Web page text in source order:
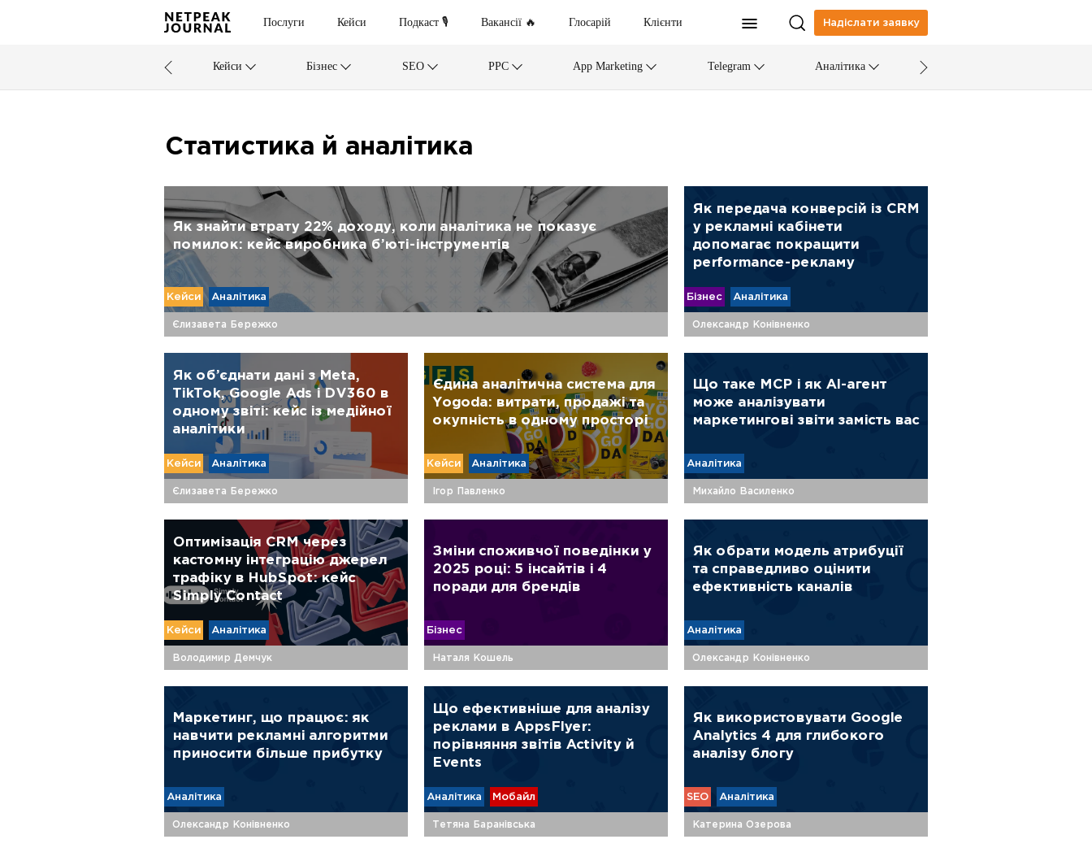
Послуги Кейси Подкаст 🎙 Вакансії 🔥 Глосарій Клієнти Надіслати заявку
Кейси Бізнес SEO PPC App Marketing Telegram Аналітика
Статистика й аналітика
Як знайти втрату 22% доходу, коли аналітика не показує
помилок: кейс виробника б’юті-інструментів
Кейси Аналітика
Єлизавета Бережко
Як передача конверсій із CRM
у рекламні кабінети
допомагає покращити
performance-рекламу
Бізнес Аналітика
Олександр Конівненко
Як об’єднати дані з Meta,
TikTok, Google Ads і DV360 в
одному звіті: кейс із медійної
аналітики
Кейси Аналітика
Єлизавета Бережко
Єдина аналітична система для
Yogoda: витрати, продажі та
окупність в одному просторі
Кейси Аналітика
Ігор Павленко
Що таке MCP і як AI-агент
може аналізувати
маркетингові звіти замість вас
Аналітика
Михайло Василенко
Оптимізація CRM через
кастомну інтеграцію джерел
трафіку в HubSpot: кейс
Simply Contact
Кейси Аналітика
Володимир Демчук
Зміни споживчої поведінки у
2025 році: 5 інсайтів і 4
поради для брендів
Бізнес
Наталя Кошель
Як обрати модель атрибуції
та справедливо оцінити
ефективність каналів
Аналітика
Олександр Конівненко
Маркетинг, що працює: як
навчити рекламні алгоритми
приносити більше прибутку
Аналітика
Олександр Конівненко
Що ефективніше для аналізу
реклами в AppsFlyer:
порівняння звітів Activity й
Events
Аналітика Мобайл
Тетяна Баранівська
Як використовувати Google
Analytics 4 для глибокого
аналізу блогу
SEO Аналітика
Катерина Озерова